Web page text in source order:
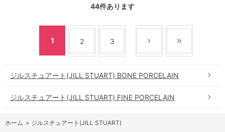
44件あります
1 2 3
ジルスチュアート(JILL STUART) BONE PORCELAIN
ジルスチュアート(JILL STUART) FINE PORCELAIN
ホーム > ジルスチュアート(JILL STUART)